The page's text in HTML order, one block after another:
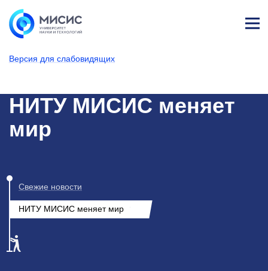
Версия для слабовидящих
т
НИТУ МИСИС меняет
мир
Свежие новости
НИТУ МИСИС меняет мир